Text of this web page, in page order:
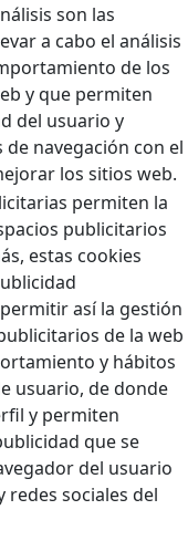
son las
a cabo el análisis
de los
y que permiten
del usuario y
navegación con el
los sitios web.
permiten la
publicitarios
estas cookies
así la gestión
de la web
y hábitos
usuario, de donde
y permiten
que se
del usuario
redes sociales del